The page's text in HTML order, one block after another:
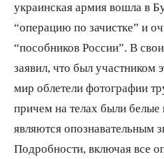
украинская армия вошла в
“операцию по зачистке” и
“пособников России”. В
заявил, что был участником
мир облетели фотографии
причем на телах были белые
являются опознавательным
Подробности, включая все